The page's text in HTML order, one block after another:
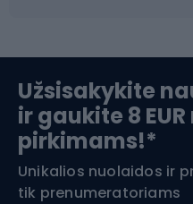
Slidinėjimas
Apranga žiemos
Šiaurietiškas ėjimas
Užsisakykite
ir gaukite 8
pirkimams!*
Unikalios nuolaidos ir
tik prenumeratoriams